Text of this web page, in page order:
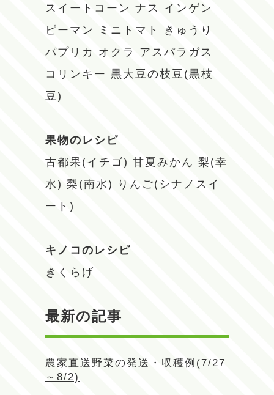
スイートコーン ナス
インゲン
ピーマン
ミニトマト
きゅうり
パプリカ オクラ
アスパラガス
コリンキー 黒大豆の枝豆(黒枝
豆)
果物のレシピ
古都果(イチゴ) 甘夏みかん 梨(幸
水) 梨(南水)
りんご(シナノスイ
ート)
キノコのレシピ
きくらげ
最新の記事
農家直送野菜の発送・収穫例(7/27
～8/2)